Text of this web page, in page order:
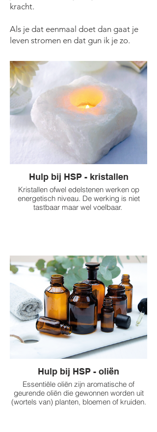
kracht.
Als je dat eenmaal doet dan gaat je
leven stromen en dat gun ik je zo.
Hulp bij HSP - kristallen
Kristallen ofwel edelstenen werken op
energetisch niveau. De werking is niet
tastbaar maar wel voelbaar.
Hulp bij HSP - oliën
Essentiële oliën zijn aromatische of
geurende oliën die gewonnen worden uit
(wortels van) planten, bloemen of kruiden.